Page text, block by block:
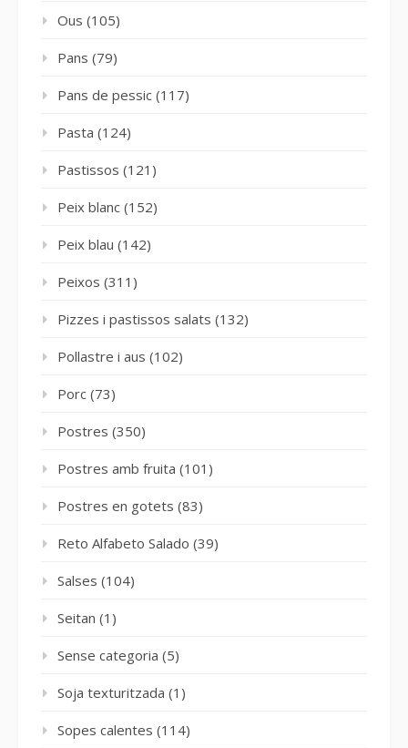
Ous (105)
Pans (79)
Pans de pessic (117)
Pasta (124)
Pastissos (121)
Peix blanc (152)
Peix blau (142)
Peixos (311)
Pizzes i pastissos salats (132)
Pollastre i aus (102)
Porc (73)
Postres (350)
Postres amb fruita (101)
Postres en gotets (83)
Reto Alfabeto Salado (39)
Salses (104)
Seitan (1)
Sense categoria (5)
Soja texturitzada (1)
Sopes calentes (114)